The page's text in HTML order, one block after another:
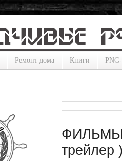
Ремонт дома Книги
ФИЛЬМЫ:
трейлер